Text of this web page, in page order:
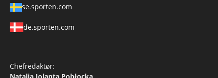
se.sporten.com
de.sporten.com
Chefredaktør: